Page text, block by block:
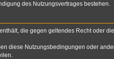
des Nutzungsvertrages bestehen.
die gegen geltendes Recht oder
diese Nutzungsbedingungen oder